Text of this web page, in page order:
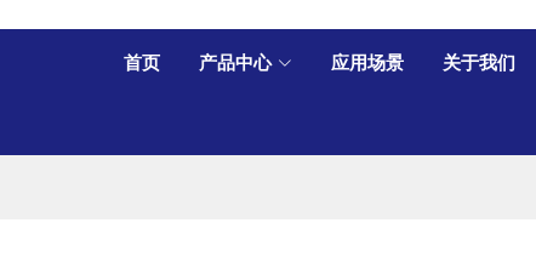
首页 产品中心 应用场景 关于我们